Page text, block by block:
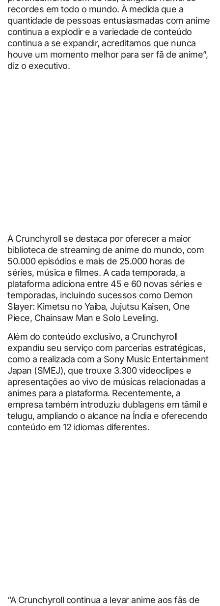
recordes em todo o mundo. À medida que a
quantidade de pessoas entusiasmadas com anime
continua a explodir e a variedade de conteúdo
continua a se expandir, acreditamos que nunca
houve um momento melhor para ser fã de anime”,
diz o executivo.
A Crunchyroll se destaca por oferecer a maior
biblioteca de streaming de anime do mundo, com
50.000 episódios e mais de 25.000 horas de
séries, música e filmes. A cada temporada, a
plataforma adiciona entre 45 e 60 novas séries e
temporadas, incluindo sucessos como Demon
Slayer: Kimetsu no Yaiba, Jujutsu Kaisen, One
Piece, Chainsaw Man e Solo Leveling.
Além do conteúdo exclusivo, a Crunchyroll
expandiu seu serviço com parcerias estratégicas,
como a realizada com a Sony Music Entertainment
Japan (SMEJ), que trouxe 3.300 videoclipes e
apresentações ao vivo de músicas relacionadas a
animes para a plataforma. Recentemente, a
empresa também introduziu dublagens em tâmil e
telugu, ampliando o alcance na Índia e oferecendo
conteúdo em 12 idiomas diferentes.
“A Crunchyroll continua a levar anime aos fãs de